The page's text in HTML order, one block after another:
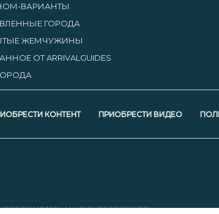
ВАРИАНТЫ
ГОРОДА
ЖЕМЧУЖИНЫ
ОТ ARRIVALGUIDES
КОНТЕНТ ПРИОБРЕСТИ ВИДЕО
COMPANY. ALL RIGHTS RESERVED.